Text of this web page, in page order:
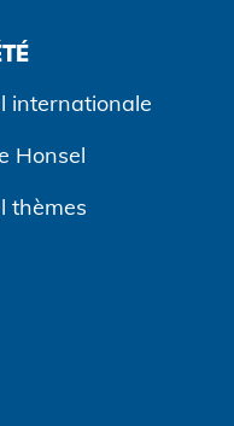
internationale
Honsel
thèmes